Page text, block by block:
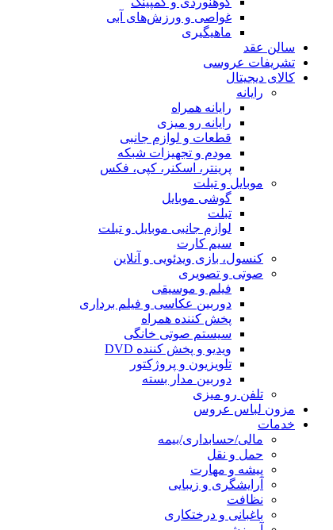
غواصی و ورزش‌های آبی
ماهیگیری
سالن عقد
تشریفات عروسی
کالای دیجیتال
رایانه
رایانه همراه
رایانه رو میزی
قطعات و لوازم جانبی
مودم و تجهیزات شبکه
پرینتر، اسکنر، کپی، فکس
موبایل و تبلت
گوشی موبایل
تبلت
لوازم جانبی موبایل و تبلت
سیم کارت
کنسول، بازی‌ ویدئویی و آنلاین
صوتی و تصویری
فیلم و موسیقی
دوربین عکاسی و فیلم برداری
پخش کننده همراه
سیستم صوتی خانگی
ویدیو و پخش کننده DVD
تلویزیون و پروژکتور
دوربین مدار بسته
تلفن رو میزی
مزون لباس عروس
خدمات
مالی/حسابداری/بیمه
حمل و نقل
پیشه و مهارت
آرایشگری و زیبایی
نظافت
باغبانی و درختکاری